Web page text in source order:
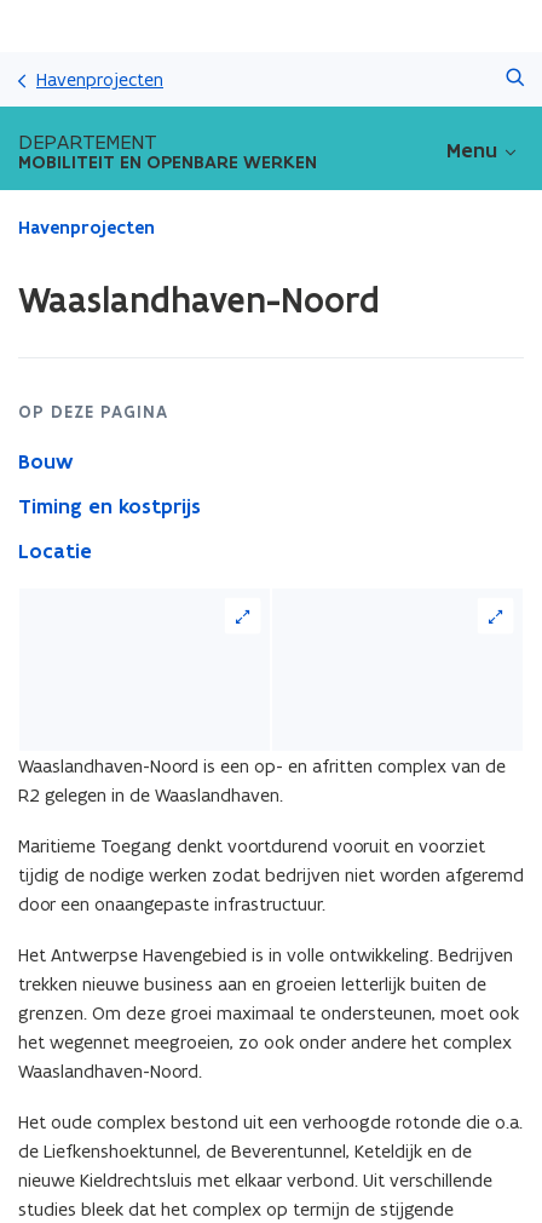
inhoud
Havenprojecten
DEPARTEMENT
MOBILITEIT EN OPENBARE WERKEN Menu
Gedaan
Waaslandhaven-
Havenprojecten
Waaslandhaven-Noord
OP DEZE PAGINA
Bouw
Timing en kostprijs
Locatie
Waaslandhaven-Noord is een op- en afritten complex van de
R2 gelegen in de Waaslandhaven.
Maritieme Toegang denkt voortdurend vooruit en voorziet
tijdig de nodige werken zodat bedrijven niet worden afgeremd
door een onaangepaste infrastructuur.
Het Antwerpse Havengebied is in volle ontwikkeling. Bedrijven
trekken nieuwe business aan en groeien letterlijk buiten de
grenzen. Om deze groei maximaal te ondersteunen, moet ook
het wegennet meegroeien, zo ook onder andere het complex
Waaslandhaven-Noord.
Het oude complex bestond uit een verhoogde rotonde die o.a.
de Liefkenshoektunnel, de Beverentunnel, Keteldijk en de
nieuwe Kieldrechtsluis met elkaar verbond. Uit verschillende
studies bleek dat het complex op termijn de stijgende